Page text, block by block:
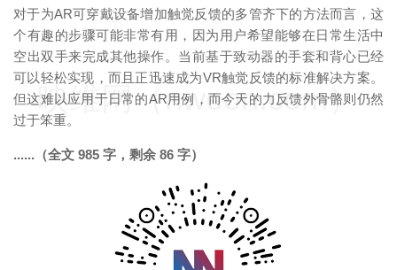
对于为AR可穿戴设备增加触觉反馈的多管齐下的方法而言，这
个有趣的步骤可能非常有用，因为用户希望能够在日常生活中
空出双手来完成其他操作。当前基于致动器的手套和背心已经
可以轻松实现，而且正迅速成为VR触觉反馈的标准解决方案。
但这难以应用于日常的AR用例，而今天的力反馈外骨骼则仍然
过于笨重。
......（全文 985 字，剩余 86 字）
映维网（nweon.com）